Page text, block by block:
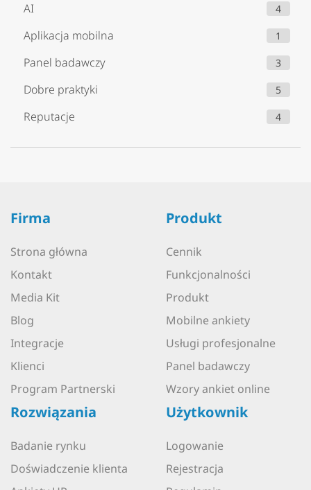
AI 4
Aplikacja mobilna 1
Panel badawczy 3
Dobre praktyki 5
Reputacje 4
Firma
Strona główna
Kontakt
Media Kit
Blog
Integracje
Klienci
Program Partnerski
Produkt
Cennik
Funkcjonalności
Produkt
Mobilne ankiety
Usługi profesjonalne
Panel badawczy
Wzory ankiet online
Rozwiązania
Badanie rynku
Doświadczenie klienta
Użytkownik
Logowanie
Rejestracja